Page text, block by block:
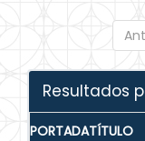
Resultados
PORTADATÍTULO